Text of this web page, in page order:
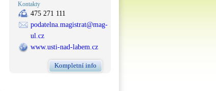
Kontakty
475 271 111
podatelna.magistrat@mag-
ul.cz
www.usti-nad-labem.cz
Kompletní info